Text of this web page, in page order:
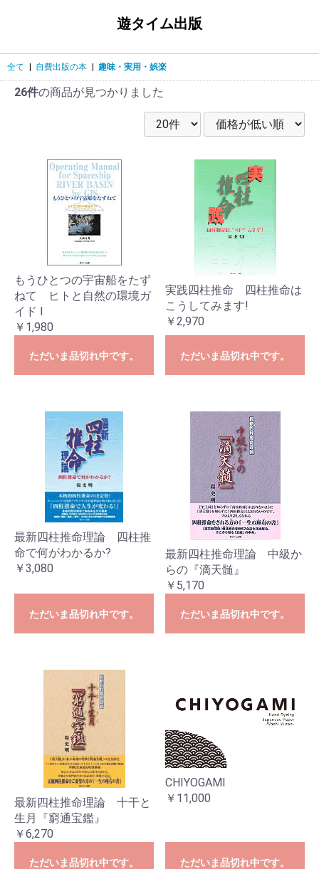
遊タイム出版
全て 自費出版の本 趣味・実用・娯楽
26件の商品が見つかりました
もうひとつの宇宙船をたず
ねて ヒトと自然の環境ガ
イド I
￥1,980
ただいま品切れ中です。
実践四柱推命 四柱推命は
こうしてみます!
￥2,970
ただいま品切れ中です。
最新四柱推命理論 四柱推
命で何がわかるか?
￥3,080
ただいま品切れ中です。
最新四柱推命理論 中級か
らの『滴天髄』
￥5,170
ただいま品切れ中です。
最新四柱推命理論 十干と
生月『窮通宝鑑』
￥6,270
ただいま品切れ中です。
CHIYOGAMI
￥11,000
ただいま品切れ中です。